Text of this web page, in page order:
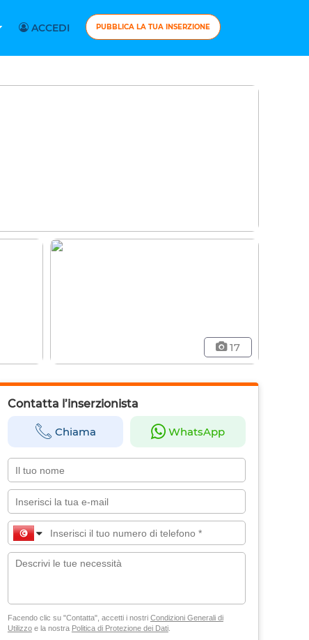
ACCEDI PUBBLICA LA TUA INSERZIONE
17
Contatta l’inserzionista
Chiama WhatsApp
Facendo clic su "Contatta", accetti i nostri Condizioni Generali di
Utilizzoe la nostra Politica di Protezione dei Dati.